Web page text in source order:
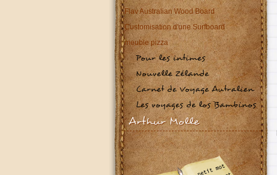
Flav Australian Wood Board
Customisation d'une Surfboard
meuble pizza
Pour les intimes
Nouvelle Zélande
Carnet de Voyage Autralien
Les voyages de los Bambinos
Arthur Molle